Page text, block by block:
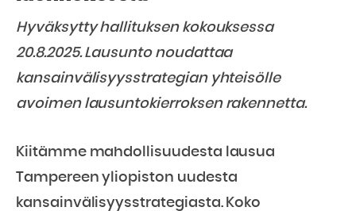
Hyväksytty hallituksen kokouksessa
20.8.2025. Lausunto noudattaa
kansainvälisyysstrategian yhteisölle
avoimen lausuntokierroksen rakennetta.
Kiitämme mahdollisuudesta lausua
Tampereen yliopiston uudesta
kansainvälisyysstrategiasta. Koko